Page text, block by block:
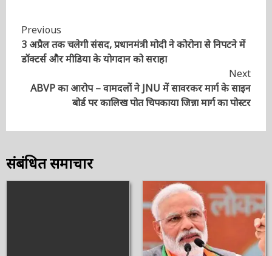
Continue
Reading
Previous
3 अप्रैल तक चलेगी संसद, प्रधानमंत्री मोदी ने कोरोना से निपटने
में डॉक्टर्स और मीडिया के योगदान को सराहा
Next
संबंधित समाचार